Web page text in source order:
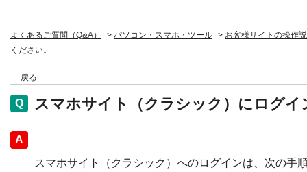
よくあるご質問（Q&A） > パソコン・スマホ・ツール > お客様サイトの操作
ください。
戻る
スマホサイト（クラシック）にログ
回答
スマホサイト（クラシック）へのログインは、次の手